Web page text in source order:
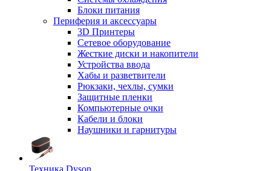
Блоки питания
Периферия и аксессуары
3D Принтеры
Сетевое оборудование
Жесткие диски и накопители
Устройства ввода
Хабы и разветвители
Рюкзаки, чехлы, сумки
Защитные пленки
Компьютерные очки
Кабели и блоки
Наушники и гарнитуры
Техника Dyson